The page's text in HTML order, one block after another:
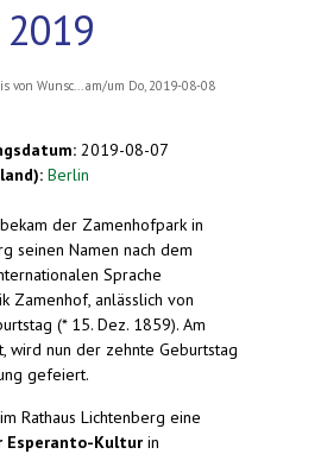
von Wunsc...
am/um Do, 2019-08-08
2019-08-07
Berlin
der Zamenhofpark in
seinen Namen nach dem
Sprache
Zamenhof, anlässlich von
(* 15. Dez. 1859). Am
wird nun der zehnte Geburtstag
gefeiert.
Rathaus Lichtenberg eine
Esperanto-Kultur in